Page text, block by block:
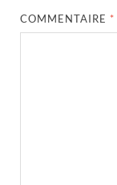
COMMENTAIRE *